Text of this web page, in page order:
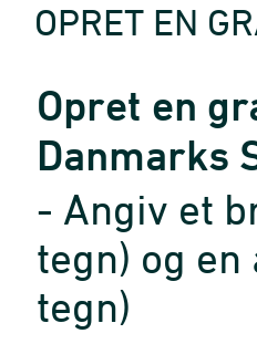
OPRET EN
Opret en
Danmarks
- Angiv et
tegn) og
tegn)